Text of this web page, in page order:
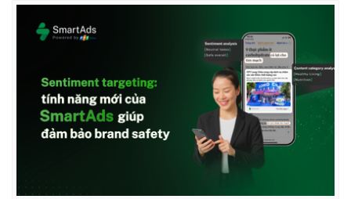
Tin nóng
Quân sự - Quốc phòng